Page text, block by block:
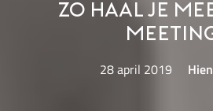
Zo haal je
28 april 2019